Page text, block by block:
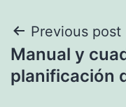
de
Previous post
Manual y
planificación